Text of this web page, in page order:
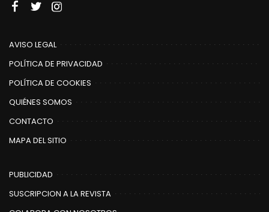
AVISO LEGAL
POLÍTICA DE PRIVACIDAD
POLÍTICA DE COOKIES
QUIÉNES SOMOS
CONTACTO
MAPA DEL SITIO
PUBLICIDAD
SUSCRIPCION A LA REVISTA